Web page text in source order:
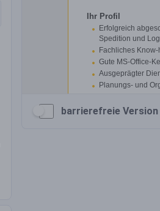
barrierefreie Version